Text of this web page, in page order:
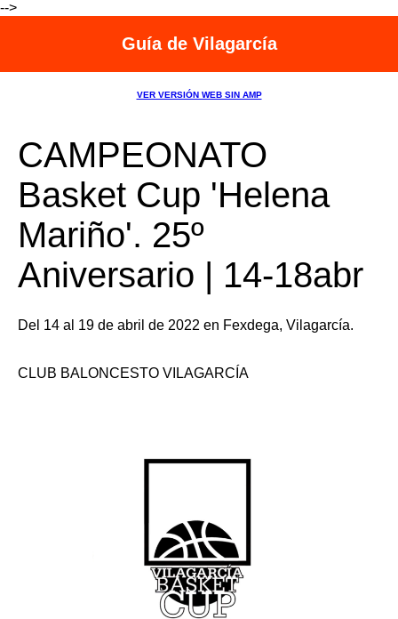
-->
Guía de Vilagarcía
VER VERSIÓN WEB SIN AMP
CAMPEONATO
Basket Cup 'Helena
Mariño'. 25º
Aniversario | 14-18abr
Del 14 al 19 de abril de 2022 en Fexdega, Vilagarcía.
CLUB BALONCESTO VILAGARCÍA